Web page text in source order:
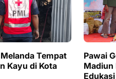
Tempat
Kayu di Kota
Pawai
Madiun